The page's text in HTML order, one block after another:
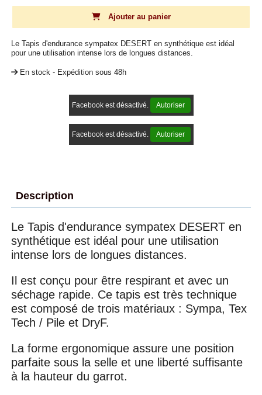
Ajouter au panier
Le Tapis d'endurance sympatex DESERT en synthétique est idéal
pour une utilisation intense lors de longues distances.
En stock - Expédition sous 48h
Facebook est désactivé. Autoriser
Facebook est désactivé. Autoriser
Description
Le Tapis d'endurance sympatex DESERT en
synthétique est idéal pour une utilisation
intense lors de longues distances.
Il est conçu pour être respirant et avec un
séchage rapide. Ce tapis est très technique
est composé de trois matériaux : Sympa, Tex
Tech / Pile et DryF.
La forme ergonomique assure une position
parfaite sous la selle et une liberté suffisante
à la hauteur du garrot.